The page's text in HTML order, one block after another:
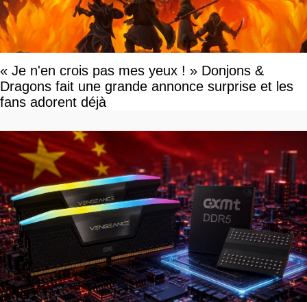
« Je n'en crois pas mes yeux ! » Donjons &
Dragons fait une grande annonce surprise et les
fans adorent déjà